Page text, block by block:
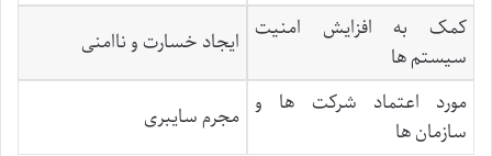
کمک به افزایش امنیت
سیستم ها
ایجاد خسارت و ناامنی
مورد اعتماد شرکت ها و
سازمان ها
مجرم سایبری